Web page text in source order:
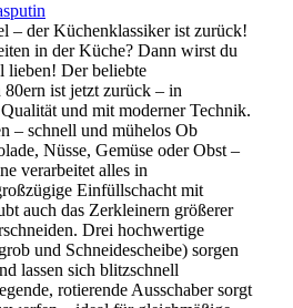
– der Küchenklassiker ist zurück!
in der Küche? Dann wirst du
lieben! Der beliebte
ist jetzt zurück – in
und mit moderner Technik.
– schnell und mühelos Ob
Nüsse, Gemüse oder Obst –
verarbeitet alles in
Einfüllschacht mit
auch das Zerkleinern größerer
Drei hochwertige
und Schneidescheibe) sorgen
lassen sich blitzschnell
rotierende Ausschaber sorgt